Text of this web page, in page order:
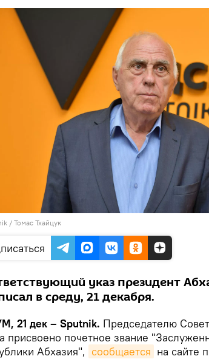
/ Томас Тхайцук
указ президент
в среду, 21 декабря.
21 дек – Sputnik. Председателю
присвоено почетное звание
Абхазия", сообщается на сайте